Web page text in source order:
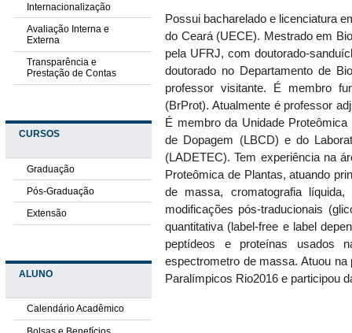
Internacionalização
Avaliação Interna e
Externa
Transparência e
Prestação de Contas
CURSOS
Graduação
Pós-Graduação
Extensão
ALUNO
Calendário Acadêmico
Possui bacharelado e licenciatura
do Ceará (UECE). Mestrado em
pela UFRJ, com doutorado-
doutorado no Departamento de
professor visitante. É membro
(BrProt). Atualmente é professor
É membro da Unidade
de Dopagem (LBCD) e do
(LADETEC). Tem experiência na
Proteômica de Plantas, atuando
de massa, cromatografia
modificações pós-traducionais
quantitativa (label-free e label
peptídeos e proteínas usados
espectrometro de massa. Atuou
Paralímpicos Rio2016 e participou